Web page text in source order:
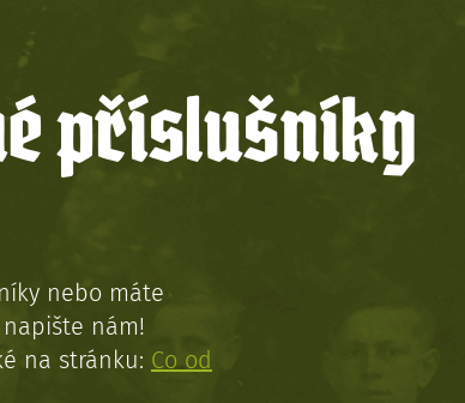
příslušníky
nebo máte
nám!
na stránku: Co od